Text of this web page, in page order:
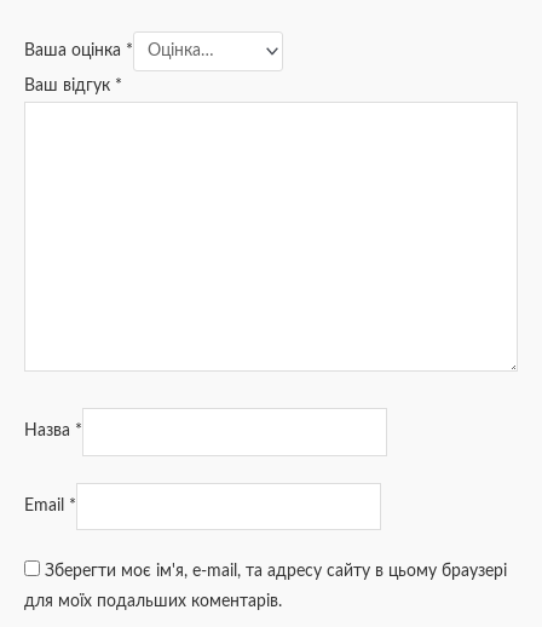
Ваша оцінка *
Ваш відгук *
Назва *
Email *
Зберегти моє ім'я, e-mail, та адресу сайту в цьому браузері
для моїх подальших коментарів.